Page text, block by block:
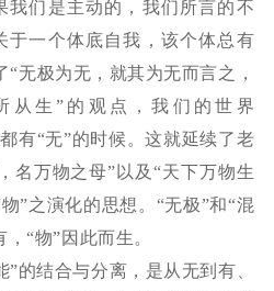
我们是主动的，我们所言的不
于一个体底自我，该个体总有
无极为无，就其为无而言之，
从生”的观点，我们的世界
有“无”的时候。这就延续了老
名万物之母”以及“天下万物生
”之演化的思想。“无极”和“混
“物”因此而生。
”的结合与分离，是从无到有、